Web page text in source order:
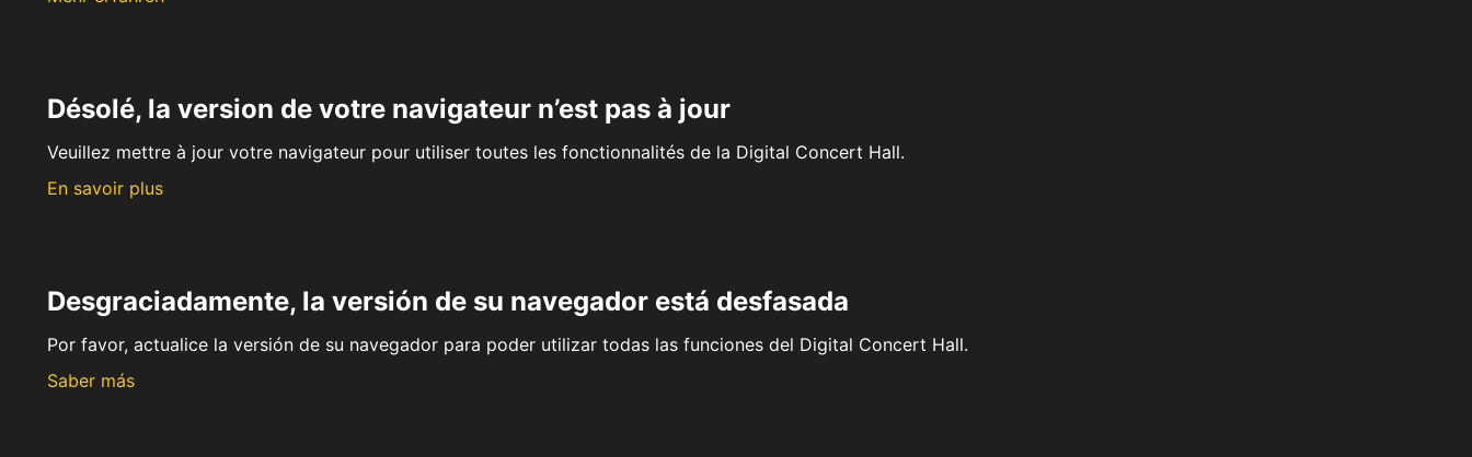
Désolé, la version de votre navigateur n’est pas à jour
Veuillez mettre à jour votre navigateur pour utiliser toutes les fonctionnalités de la Digital Concert Hall.
En savoir plus
Desgraciadamente, la versión de su navegador está desfasada
Por favor, actualice la versión de su navegador para poder utilizar todas las funciones del Digital Concert Hall.
Saber más